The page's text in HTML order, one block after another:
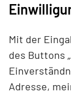
Mit der
des Buttons
Adresse,